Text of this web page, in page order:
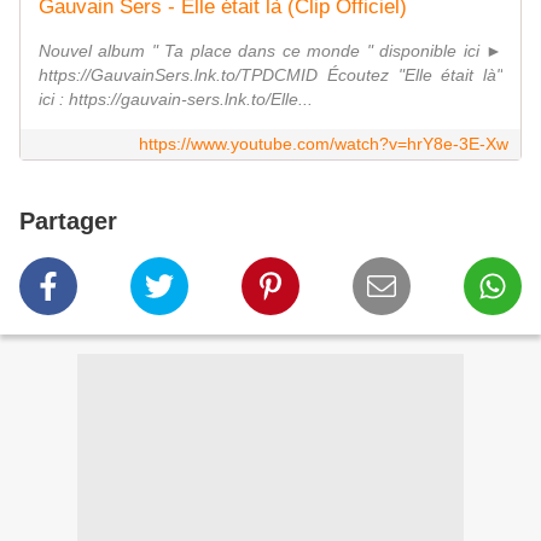
Gauvain Sers - Elle était là (Clip Officiel)
Nouvel album " Ta place dans ce monde " disponible ici ►
https://GauvainSers.lnk.to/TPDCMID Écoutez "Elle était là"
ici : https://gauvain-sers.lnk.to/Elle...
https://www.youtube.com/watch?v=hrY8e-3E-Xw
Partager